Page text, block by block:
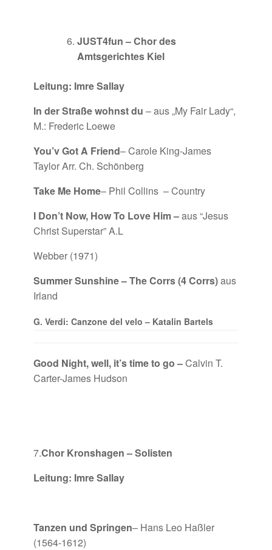
JUST4fun – Chor des
Amtsgerichtes Kiel
Leitung: Imre Sallay
In der Straße wohnst du – aus „My Fair Lady“,
M.: Frederic Loewe
You’v Got A Friend– Carole King-James
Taylor Arr. Ch. Schönberg
Take Me Home– Phil Collins – Country
I Don’t Now, How To Love Him –aus “Jesus
Christ Superstar” A.L
Webber (1971)
Summer Sunshine – The Corrs (4 Corrs)aus
Irland
G. Verdi: Canzone del velo – Katalin Bartels
Good Night, well, it’s time to go –Calvin T.
Carter-James Hudson
7.Chor Kronshagen – Solisten
Leitung: Imre Sallay
Tanzen und Springen– Hans Leo Haßler
(1564-1612)